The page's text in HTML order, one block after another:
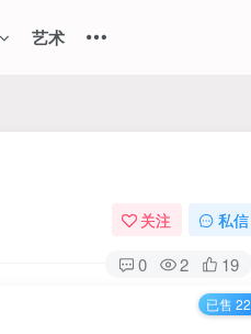
艺术
关注 私信
0 2 19
已售 22